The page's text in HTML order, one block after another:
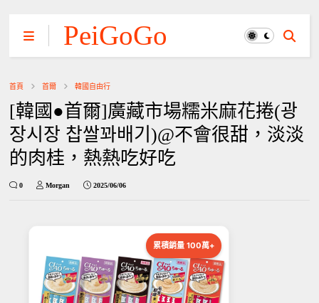
PeiGoGo
首頁 首爾 韓國自由行
[韓國●首爾]廣藏市場糯米麻花捲(광
장시장 찹쌀꽈배기)@不會很甜，淡淡
的肉桂，熱熱吃好吃
0 Morgan 2025/06/06
累積銷量 100萬+